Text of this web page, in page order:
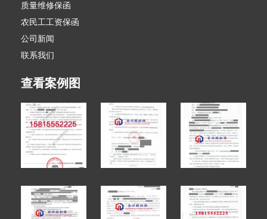
质量维修保函
农民工工资保函
公司新闻
联系我们
查看案例图